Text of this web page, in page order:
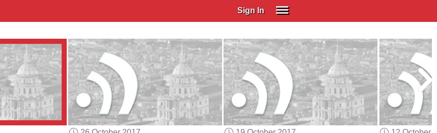
Sign In
Spanish (Spain)
Spanish (Latino)
SUBSCRIBE
EDUCATIONAL LICENSES
GIFT CARDS